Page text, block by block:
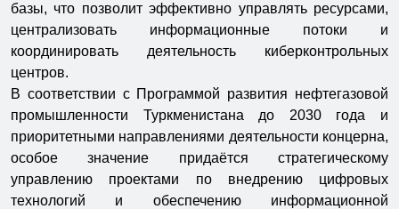
базы, что позволит эффективно управлять ресурсами,
централизовать информационные потоки и
координировать деятельность киберконтрольных
центров.
В соответствии с Программой развития нефтегазовой
промышленности Туркменистана до 2030 года и
приоритетными направлениями деятельности концерна,
особое значение придаётся стратегическому
управлению проектами по внедрению цифровых
технологий и обеспечению информационной